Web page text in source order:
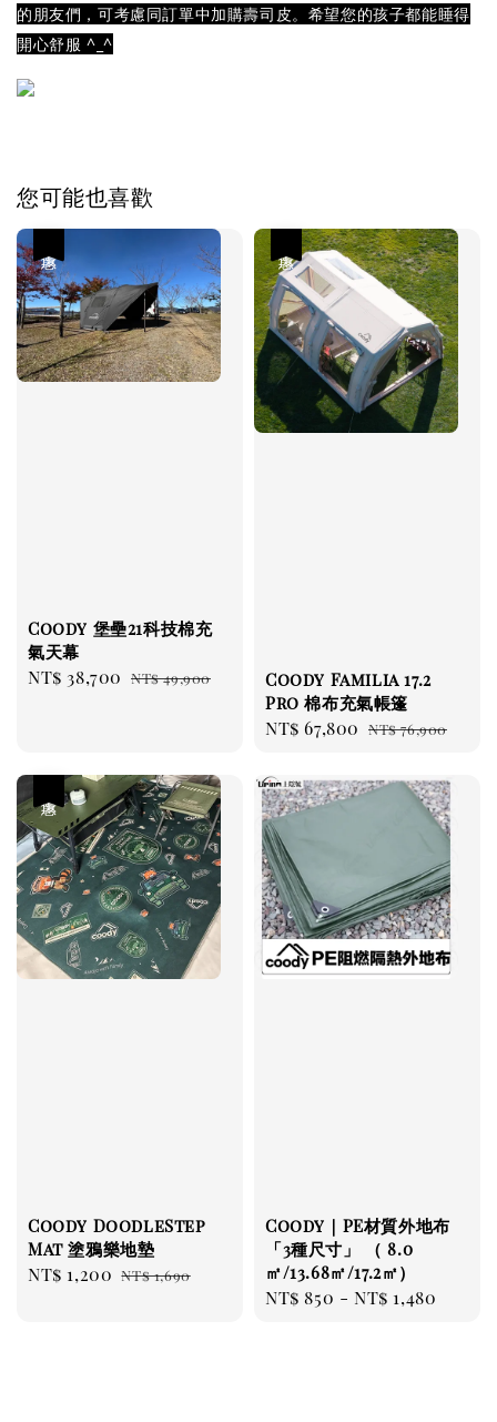
的朋友們，可考慮同訂單中加購壽司皮。希望您的孩子都能睡得
開心舒服 ^_^
您可能也喜歡
Coody 堡壘21科技棉充
氣天幕
Sale
NT$ 38,700 Regular
NT$ 49,900
Coody Familia 17.2
Pro 棉布充氣帳篷
Sale
NT$ 67,800 Regular
NT$ 76,900
Coody DoodleStep
Mat 塗鴉樂地墊
Sale
NT$ 1,200 Regular
NT$ 1,690
Coody｜PE材質外地布
「3種尺寸」 （ 8.0
㎡/13.68㎡/17.2㎡）
Regular
NT$ 850 -NT$ 1,480